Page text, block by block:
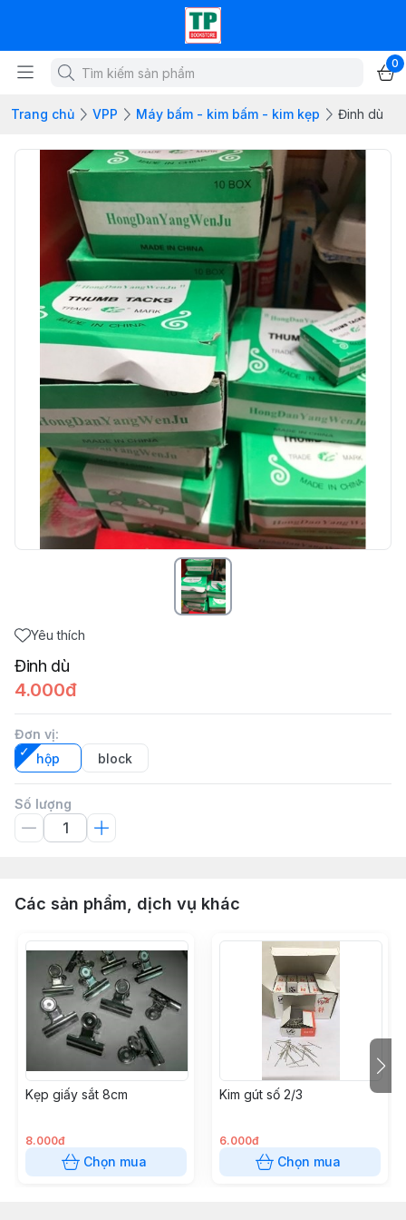
0
Trang chủ VPP Máy bấm - kim bấm - kim kẹp Đinh dù
Yêu thích
Đinh dù
4.000đ
Đơn vị:
hộp
block
Số lượng
Các sản phẩm, dịch vụ khác
Kẹp giấy sắt 8cm
8.000đ
Chọn mua
Kim gút số 2/3
6.000đ
Chọn mua